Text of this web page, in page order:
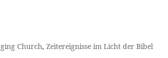
Church,Zeitereignisse im Licht der Bibel